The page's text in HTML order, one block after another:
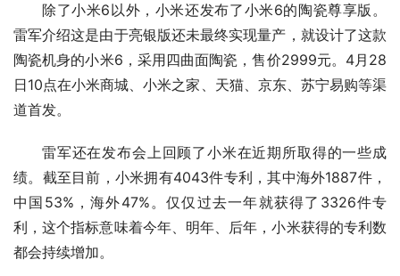
除了小米6以外，小米还发布了小米6的陶瓷尊享版。
雷军介绍这是由于亮银版还未最终实现量产，就设计了这款
陶瓷机身的小米6，采用四曲面陶瓷，售价2999元。4月28
日10点在小米商城、小米之家、天猫、京东、苏宁易购等渠
道首发。
雷军还在发布会上回顾了小米在近期所取得的一些成
绩。截至目前，小米拥有4043件专利，其中海外1887件，
中国53%，海外47%。仅仅过去一年就获得了3326件专
利，这个指标意味着今年、明年、后年，小米获得的专利数
都会持续增加。